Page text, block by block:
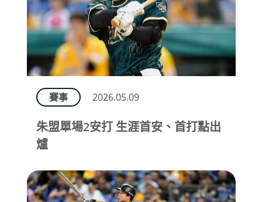
賽事 2026.05.09
朱盟單場2安打 生涯首安、首打點出
爐